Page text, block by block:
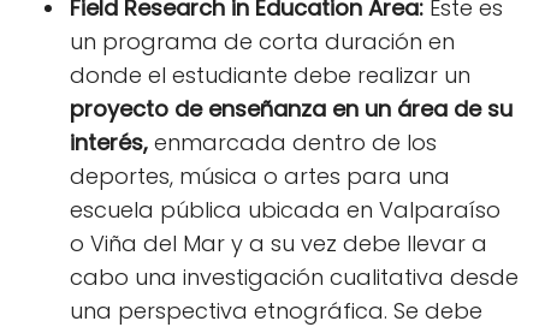
Field Research in Education Área: Este es
un programa de corta duración en
donde el estudiante debe realizar un
proyecto de enseñanza en un área de su
interés, enmarcada dentro de los
deportes, música o artes para una
escuela pública ubicada en Valparaíso
o Viña del Mar y a su vez debe llevar a
cabo una investigación cualitativa desde
una perspectiva etnográfica. Se debe